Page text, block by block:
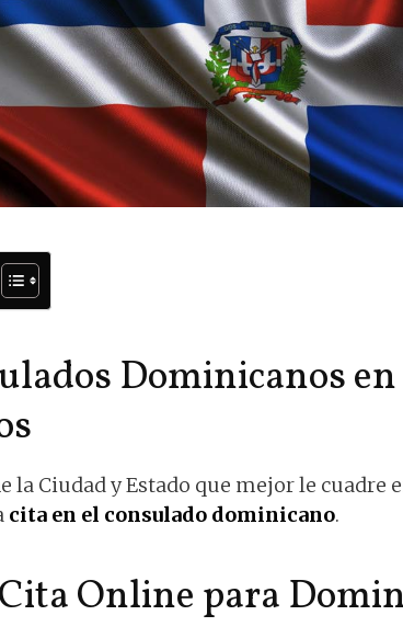
Dominicanos
la Ciudad y Estado que mejor le cuadre
cita en el consulado dominicano.
Cita Online para